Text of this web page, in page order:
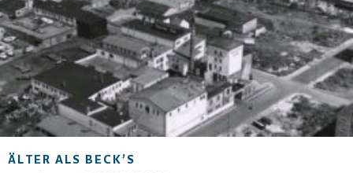
ÄLTER ALS BECK’S